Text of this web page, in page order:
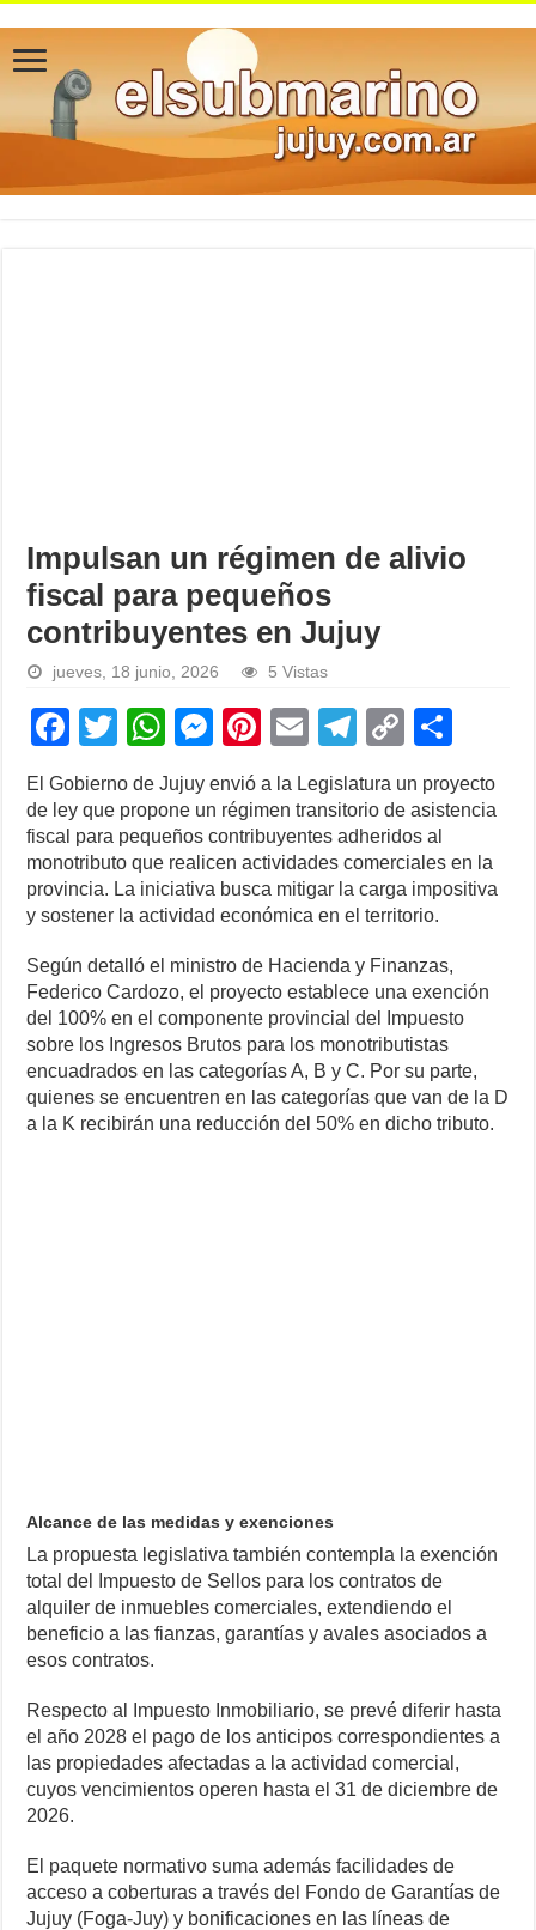
Impulsan un régimen de alivio
fiscal para pequeños
contribuyentes en Jujuy
jueves, 18 junio, 2026 5 Vistas
F
a
c
e
b
o
o
k
T
wi
tt
er
W
h
at
s
A
p
p
M
ss
e
n
g
er
Pi
nt
er
e
st
E
m
ail
T
e
gr
a
m
C
p
y
Li
n
k
ar
El Gobierno de Jujuy envió a la Legislatura un proyecto
de ley que propone un régimen transitorio de asistencia
fiscal para pequeños contribuyentes adheridos al
monotributo que realicen actividades comerciales en la
provincia. La iniciativa busca mitigar la carga impositiva
y sostener la actividad económica en el territorio.
Según detalló el ministro de Hacienda y Finanzas,
Federico Cardozo, el proyecto establece una exención
del 100% en el componente provincial del Impuesto
sobre los Ingresos Brutos para los monotributistas
encuadrados en las categorías A, B y C. Por su parte,
quienes se encuentren en las categorías que van de la D
a la K recibirán una reducción del 50% en dicho tributo.
Alcance de las medidas y exenciones
La propuesta legislativa también contempla la exención
total del Impuesto de Sellos para los contratos de
alquiler de inmuebles comerciales, extendiendo el
beneficio a las fianzas, garantías y avales asociados a
esos contratos.
Respecto al Impuesto Inmobiliario, se prevé diferir hasta
el año 2028 el pago de los anticipos correspondientes a
las propiedades afectadas a la actividad comercial,
cuyos vencimientos operen hasta el 31 de diciembre de
2026.
El paquete normativo suma además facilidades de
acceso a coberturas a través del Fondo de Garantías de
Jujuy (Foga-Juy) y bonificaciones en las líneas de